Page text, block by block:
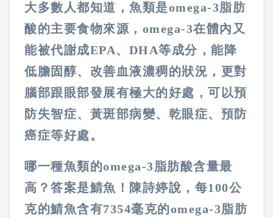
大多數人都知道，魚類是omega-3脂肪
酸的主要食物來源，omega-3在體內又
能被代謝成EPA、DHA等成分，能降
低膽固醇、改善血液濃稠的狀況，更對
腦部跟眼部發展有極大的好處，可以預
防失智症、黃斑部病變、乾眼症、預防
癌症等好處。
哪一種魚類的omega-3脂肪酸含量最
高？答案是鯖魚！陳詩婷說，每100公
克的鯖魚含有7354毫克的omega-3脂肪